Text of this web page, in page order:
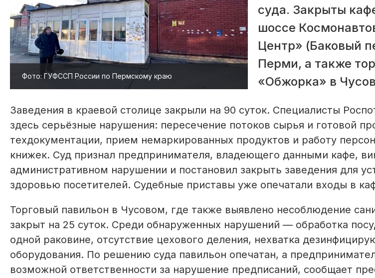
Фото: ГУФССП России по Пермскому краю
суда. Закрыты
шоссе
Центр» (Баковый
Перми, а также
«Обжорка» в
Заведения в краевой столице закрыли на 90 суток. Специалисты
здесь серьёзные нарушения: пересечение потоков сырья и готовой
техдокументации, прием немаркированных продуктов и работу
книжек. Суд признал предпринимателя, владеющего данными кафе,
административном нарушении и постановил закрыть заведения для
здоровью посетителей. Судебные приставы уже опечатали входы в
Торговый павильон в Чусовом, где также выявлено несоблюдение
закрыт на 25 суток. Среди обнаруженных нарушений — обработка
одной раковине, отсутствие цехового деления, нехватка
оборудования. По решению суда павильон опечатан, а
возможной ответственности за нарушение предписаний, сообщает